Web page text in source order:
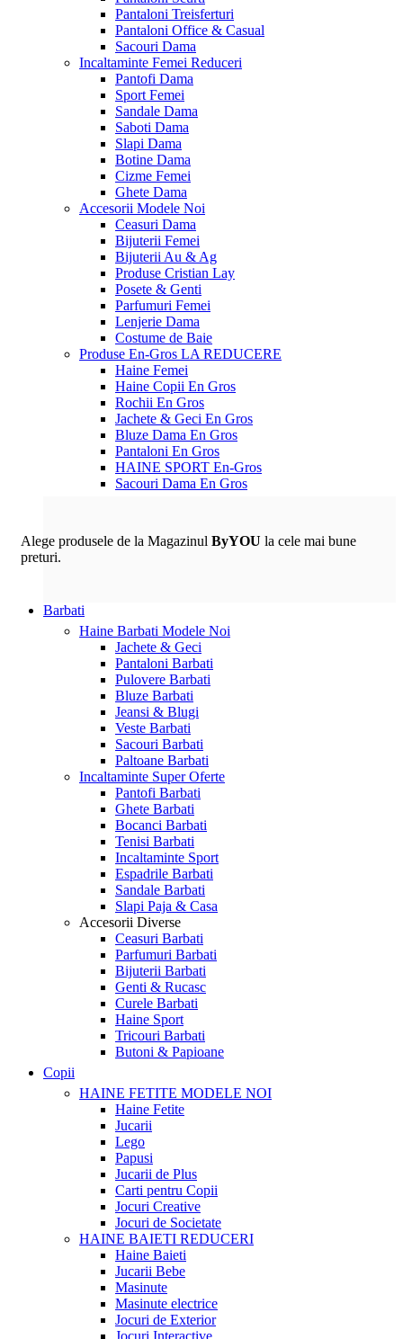
Pantaloni Treisferturi
Pantaloni Office & Casual
Sacouri Dama
Incaltaminte Femei Reduceri
Pantofi Dama
Sport Femei
Sandale Dama
Saboti Dama
Slapi Dama
Botine Dama
Cizme Femei
Ghete Dama
Accesorii Modele Noi
Ceasuri Dama
Bijuterii Femei
Bijuterii Au & Ag
Produse Cristian Lay
Posete & Genti
Parfumuri Femei
Lenjerie Dama
Costume de Baie
Produse En-Gros LA REDUCERE
Haine Femei
Haine Copii En Gros
Rochii En Gros
Jachete & Geci En Gros
Bluze Dama En Gros
Pantaloni En Gros
HAINE SPORT En-Gros
Sacouri Dama En Gros
Alege produsele de la Magazinul ByYOU la cele mai bune
preturi.
Barbati
Haine Barbati Modele Noi
Jachete & Geci
Pantaloni Barbati
Pulovere Barbati
Bluze Barbati
Jeansi & Blugi
Veste Barbati
Sacouri Barbati
Paltoane Barbati
Incaltaminte Super Oferte
Pantofi Barbati
Ghete Barbati
Bocanci Barbati
Tenisi Barbati
Incaltaminte Sport
Espadrile Barbati
Sandale Barbati
Slapi Paja & Casa
Accesorii Diverse
Ceasuri Barbati
Parfumuri Barbati
Bijuterii Barbati
Genti & Rucasc
Curele Barbati
Haine Sport
Tricouri Barbati
Butoni & Papioane
Copii
HAINE FETITE MODELE NOI
Haine Fetite
Jucarii
Lego
Papusi
Jucarii de Plus
Carti pentru Copii
Jocuri Creative
Jocuri de Societate
HAINE BAIETI REDUCERI
Haine Baieti
Jucarii Bebe
Masinute
Masinute electrice
Jocuri de Exterior
Jocuri Interactive